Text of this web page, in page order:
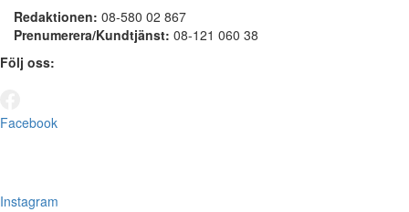
Redaktionen: 08-580 02 867
Prenumerera/Kundtjänst: 08-121 060 38
Följ oss:
Facebook
Instagram